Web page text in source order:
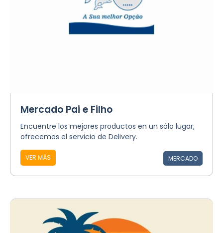
Mercado Pai e Filho
Encuentre los mejores productos en un sólo lugar,
ofrecemos el servicio de Delivery.
VER MÁS MERCADO